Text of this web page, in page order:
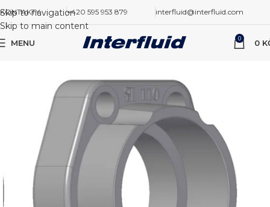
Skip to navigation
Skip to main content
KONTAKTY +420 595 953 879 interfluid@interfluid.com
MENU 0 0